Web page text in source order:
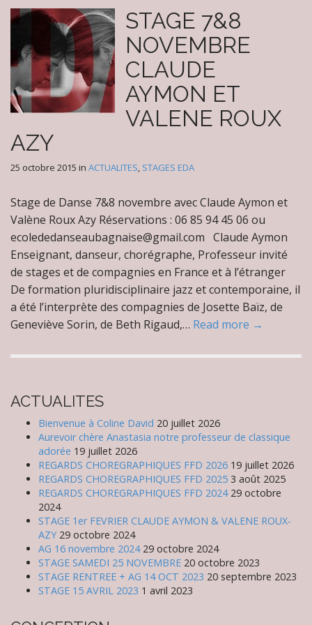
STAGE 7&8
NOVEMBRE
CLAUDE
AYMON ET
VALENE ROUX
AZY
25 octobre 2015 in ACTUALITES, STAGES EDA
Stage de Danse 7&8 novembre avec Claude Aymon et
Valène Roux Azy Réservations : 06 85 94 45 06 ou
ecolededanseaubagnaise@gmail.com Claude Aymon
Enseignant, danseur, chorégraphe, Professeur invité
de stages et de compagnies en France et à l’étranger
De formation pluridisciplinaire jazz et contemporaine, il
a été l’interprète des compagnies de Josette Baïz, de
Geneviève Sorin, de Beth Rigaud,… Read more →
ACTUALITES
Bienvenue à Coline David 20 juillet 2026
Aurevoir chère Anastasia notre professeur de classique
adorée 19 juillet 2026
REGARDS CHOREGRAPHIQUES FFD 2026 19 juillet 2026
REGARDS CHOREGRAPHIQUES FFD 2025 3 août 2025
REGARDS CHOREGRAPHIQUES FFD 2024 29 octobre
2024
STAGE 1er FEVRIER CLAUDE AYMON & VALENE ROUX-
AZY 29 octobre 2024
AG 16 novembre 2024 29 octobre 2024
STAGE SAMEDI 25 NOVEMBRE 20 octobre 2023
STAGE RENTREE + AG 14 OCT 2023 20 septembre 2023
STAGE 15 AVRIL 2023 1 avril 2023